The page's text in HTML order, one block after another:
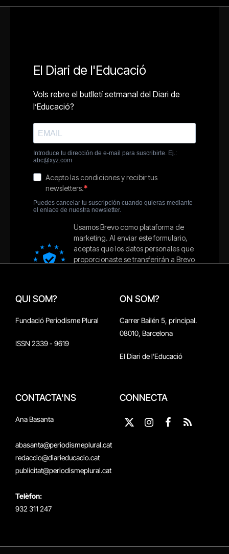
QUI SOM?
Fundació Periodisme Plural
ISSN 2339 - 9619
ON SOM?
Carrer Bailén 5, principal.
08010, Barcelona
El Diari de l'Educació
CONTACTA'NS
Ana Basanta
abasanta@periodismeplural.cat
redaccio@diarieducacio.cat
publicitat@periodismeplural.cat
Telèfon:
932 311 247
CONNECTA
X
Instagram
Facebook
RSS